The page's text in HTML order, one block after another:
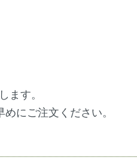
す。
にご注文ください。